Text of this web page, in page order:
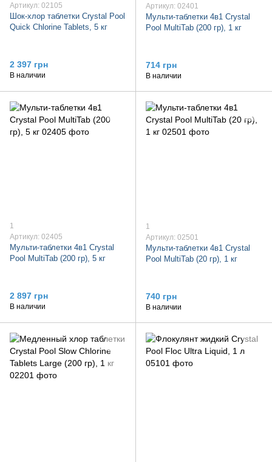
Артикул: 02105
Шок-хлор таблетки Crystal Pool
Quick Chlorine Tablets, 5 кг
2 397 грн
В наличии
Артикул: 02401
Мульти-таблетки 4в1 Crystal
Pool MultiTab (200 гр), 1 кг
714 грн
В наличии
1
Артикул: 02405
Мульти-таблетки 4в1 Crystal
Pool MultiTab (200 гр), 5 кг
2 897 грн
В наличии
1
Артикул: 02501
Мульти-таблетки 4в1 Crystal
Pool MultiTab (20 гр), 1 кг
740 грн
В наличии